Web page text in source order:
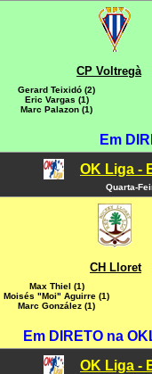
CP Voltregà
Gerard Teixidó (2)
Eric Vargas (1)
Marc Palazon (1)
Em
OK Liga -
Quarta-
CH Lloret
Max Thiel (1)
Moisés "Moi" Aguirre (1)
Marc González (1)
Em DIRETO na
OK Liga -